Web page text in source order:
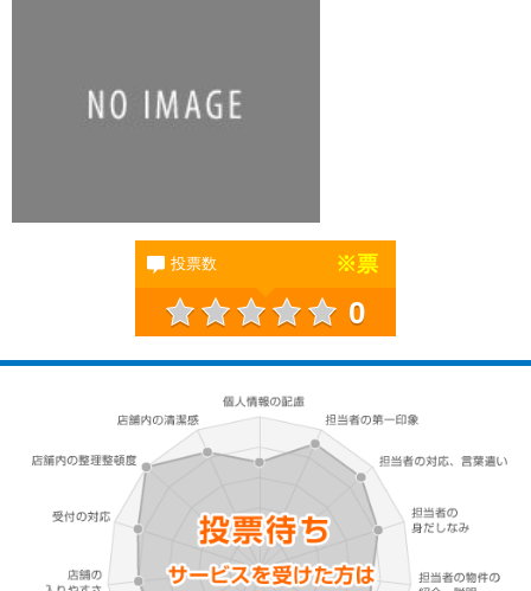
投票数 ※票
0